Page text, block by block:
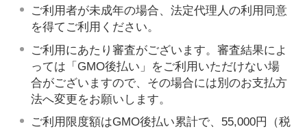
ご利用者が未成年の場合、法定代理人の利用同意
を得てご利用ください。
ご利用にあたり審査がございます。審査結果によ
っては「GMO後払い」をご利用いただけない場
合がございますので、その場合には別のお支払方
法へ変更をお願いします。
ご利用限度額はGMO後払い累計で、55,000円（税